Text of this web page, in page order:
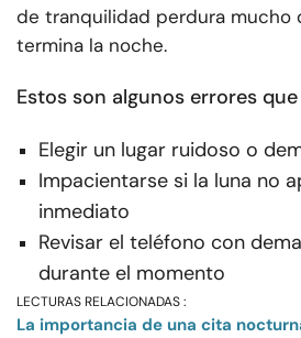
de tranquilidad perdura mucho
termina la noche.
Estos son algunos errores
Elegir un lugar ruidoso o
Impacientarse si la luna no
inmediato
Revisar el teléfono con
durante el momento
LECTURAS RELACIONADAS :
La importancia de una cita